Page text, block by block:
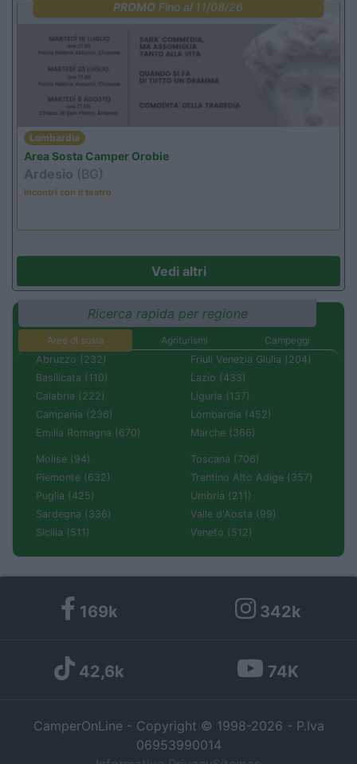
PROMO Fino al 11/08/26
Lombardia
Area Sosta Camper Orobie
Ardesio (BG)
Incontri con il teatro
Vedi altri
Ricerca rapida per regione
Aree di sosta Agriturismi
Campeggi
Abruzzo (232)
Basilicata (110)
Calabria (222)
Campania (236)
Emilia Romagna (670)
Friuli Venezia Giulia (204)
Lazio (433)
Liguria (137)
Lombardia (452)
Marche (366)
Molise (94)
Piemonte (632)
Puglia (425)
Sardegna (336)
Sicilia (511)
Toscana (706)
Trentino Alto Adige (357)
Umbria (211)
Valle d'Aosta (99)
Veneto (512)
169k 342k
42,6k 74K
CamperOnLine - Copyright © 1998-2026 - P.Iva
06953990014